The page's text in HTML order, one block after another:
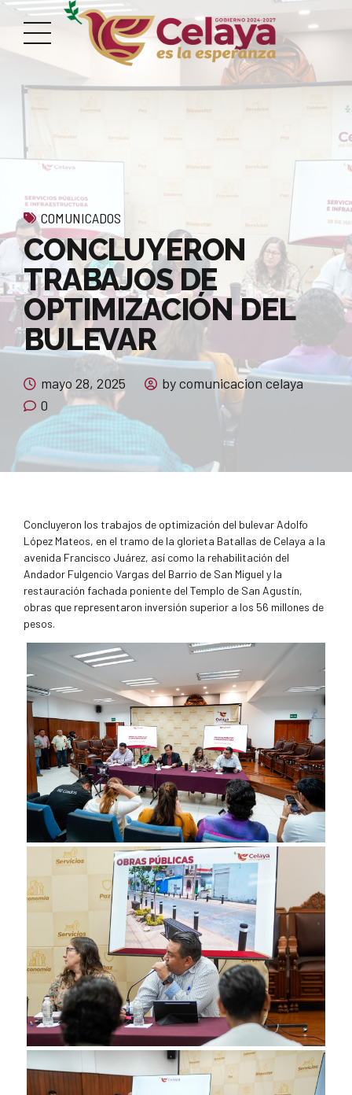
COMUNICADOS
CONCLUYERON
TRABAJOS DE
OPTIMIZACIÓN DEL
BULEVAR
mayo 28, 2025
by comunicacion celaya
0
Concluyeron los trabajos de optimización del bulevar Adolfo
López Mateos, en el tramo de la glorieta Batallas de Celaya a la
avenida Francisco Juárez, así como la rehabilitación del
Andador Fulgencio Vargas del Barrio de San Miguel y la
restauración fachada poniente del Templo de San Agustín,
obras que representaron inversión superior a los 56 millones de
pesos.